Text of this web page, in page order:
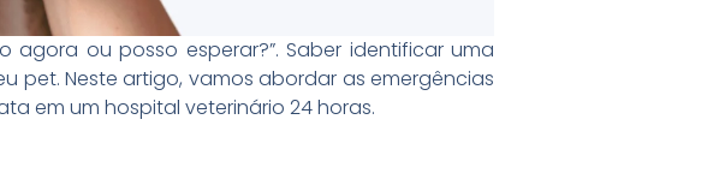
ou posso esperar?”. Saber identificar uma
pet. Neste artigo, vamos abordar as emergências
em um hospital veterinário 24 horas.